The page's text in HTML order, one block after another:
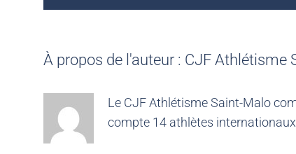
À propos de l'auteur : CJF Athlétisme
Le CJF Athlétisme Saint-Malo
compte 14 athlètes